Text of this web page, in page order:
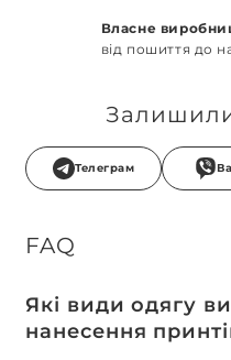
Власне
від пошиття до
Телеграм
FAQ
Які види одягу
нанесення